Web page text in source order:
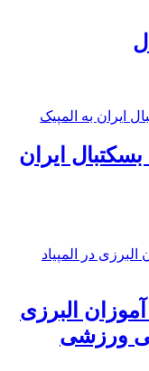
ایران
البرزی
ورزشی